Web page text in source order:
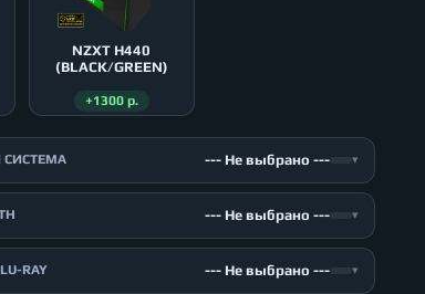
NZXT H440
(BLACK/GREEN)
+1300 р.
--- Не выбрано --- ▾
--- Не выбрано --- ▾
RAY --- Не выбрано --- ▾